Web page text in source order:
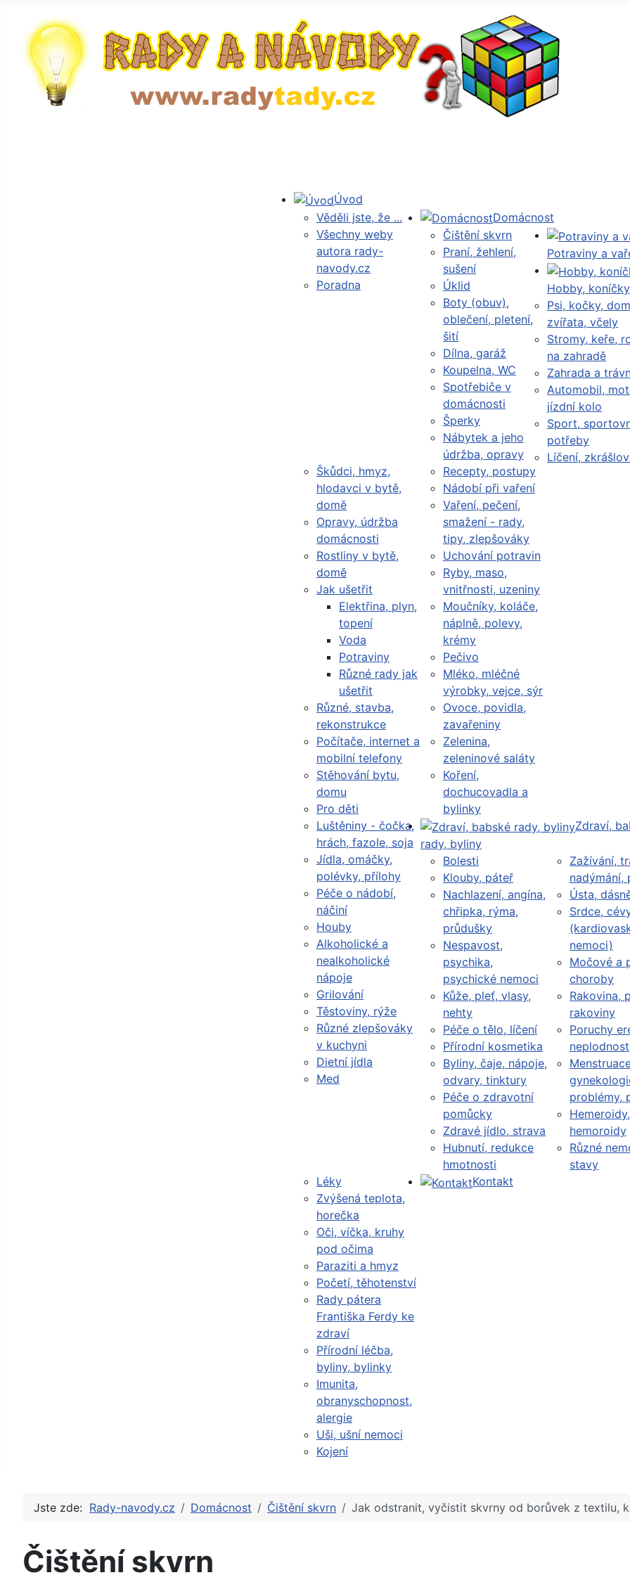
Úvod
Věděli jste, že ...
Všechny weby
autora rady-
navody.cz
Poradna
Domácnost
Čištění skvrn
Praní, žehlení,
sušení
Úklid
Boty (obuv),
oblečení, pletení,
šití
Dílna, garáž
Koupelna, WC
Spotřebiče v
domácnosti
Šperky
Nábytek a jeho
údržba, opravy
Škůdci, hmyz,
hlodavci v bytě,
domě
Opravy, údržba
domácnosti
Rostliny v bytě,
domě
Jak ušetřit
Elektřina, plyn,
topení
Voda
Potraviny
Různé rady jak
ušetřit
Různé, stavba,
rekonstrukce
Počítače, internet a
mobilní telefony
Stěhování bytu,
domu
Pro děti
Potraviny a
Recepty, postupy
Nádobí při vaření
Vaření, pečení,
smažení - rady,
tipy, zlepšováky
Uchování potravin
Ryby, maso,
vnitřnosti, uzeniny
Moučníky, koláče,
náplně, polevy,
krémy
Pečivo
Mléko, mléčné
výrobky, vejce, sýr
Ovoce, povidla,
zavařeniny
Zelenina,
zeleninové saláty
Koření,
dochucovadla a
bylinky
Luštěniny - čočka,
hrách, fazole, soja
Jídla, omáčky,
polévky, přílohy
Péče o nádobí,
náčiní
Houby
Alkoholické a
nealkoholické
nápoje
Grilování
Těstoviny, rýže
Různé zlepšováky
v kuchyni
Dietní jídla
Med
Hobby, koníčky
Psi, kočky,
zvířata, včely
Stromy, keře,
na zahradě
Zahrada a
Automobil,
jízdní kolo
Sport,
potřeby
Líčení,
Zdraví,
rady, byliny
Bolesti
Klouby, páteř
Nachlazení, angína,
chřipka, rýma,
průdušky
Nespavost,
psychika,
psychické nemoci
Kůže, pleť, vlasy,
nehty
Péče o tělo, líčení
Přírodní kosmetika
Byliny, čaje, nápoje,
odvary, tinktury
Péče o zdravotní
pomůcky
Zdravé jídlo, strava
Hubnutí, redukce
hmotnosti
Zažívání,
nadýmání,
Ústa,
Srdce,
nemoci)
Močové a
choroby
Rakovina,
rakoviny
Poruchy
neplodnost
problémy,
Hemeroidy,
hemoroidy
Různé
stavy
Léky
Zvýšená teplota,
horečka
Oči, víčka, kruhy
pod očima
Paraziti a hmyz
Početí, těhotenství
Rady pátera
Františka Ferdy ke
zdraví
Přírodní léčba,
byliny, bylinky
Imunita,
obranyschopnost,
alergie
Uši, ušní nemoci
Kojení
Kontakt
Jste zde: Rady-navody.cz Domácnost Čištění skvrn Jak odstranit, vyčistit skvrny od borůvek z textilu,
Čištění skvrn